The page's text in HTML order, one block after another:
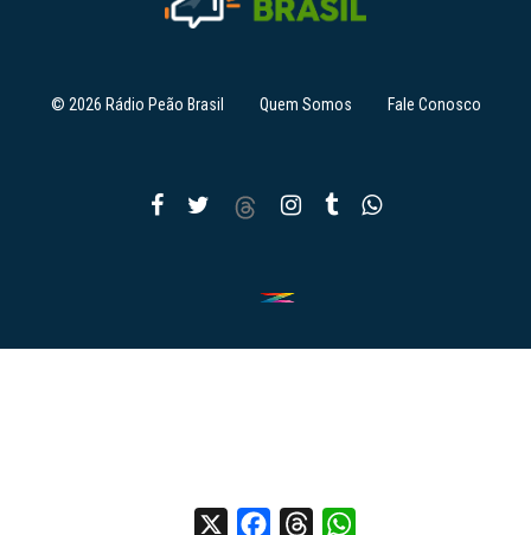
© 2026 Rádio Peão Brasil Quem Somos Fale Conosco
X FacebookThreadsWhatsApp